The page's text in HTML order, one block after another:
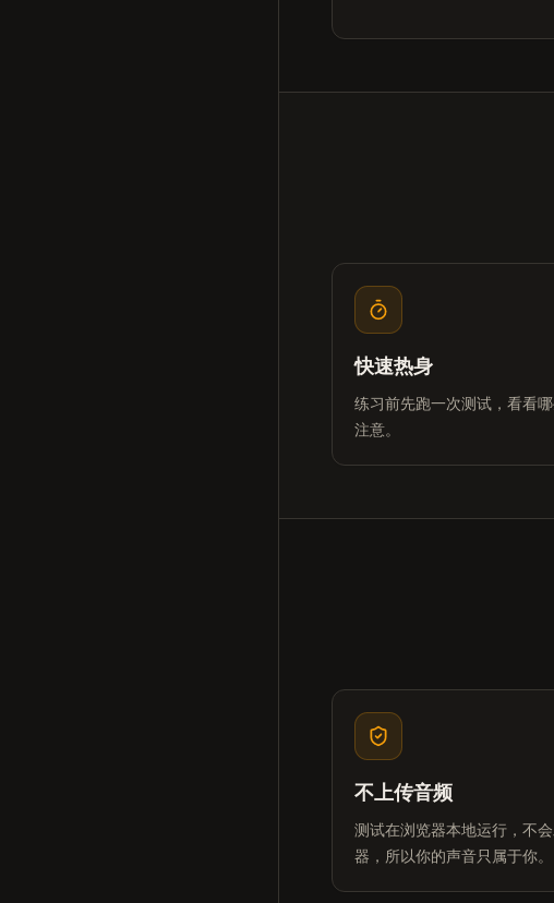
快速热身
练习前先跑一次测试，看看
注意。
不上传音频
测试在浏览器本地运行，不
器，所以你的声音只属于你。